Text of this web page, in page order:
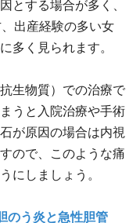
とする場合が多く、
出産経験の多い女
多く見られます。
生物質）での治療で
うと入院治療や手術
が原因の場合は内視
ので、このような痛
にしましょう。
のう炎と急性胆管